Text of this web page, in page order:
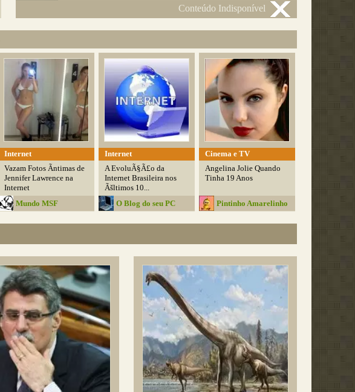
Conteúdo Indisponível
Internet
Vazam Fotos Ãntimas de
Jennifer Lawrence na
Internet
Mundo MSF
Internet
A EvoluÃ§Ã£o da
Internet Brasileira nos
Ãšltimos 10...
O Blog do seu PC
Cinema e TV
Angelina Jolie Quando
Tinha 19 Anos
Pintinho Amarelinho